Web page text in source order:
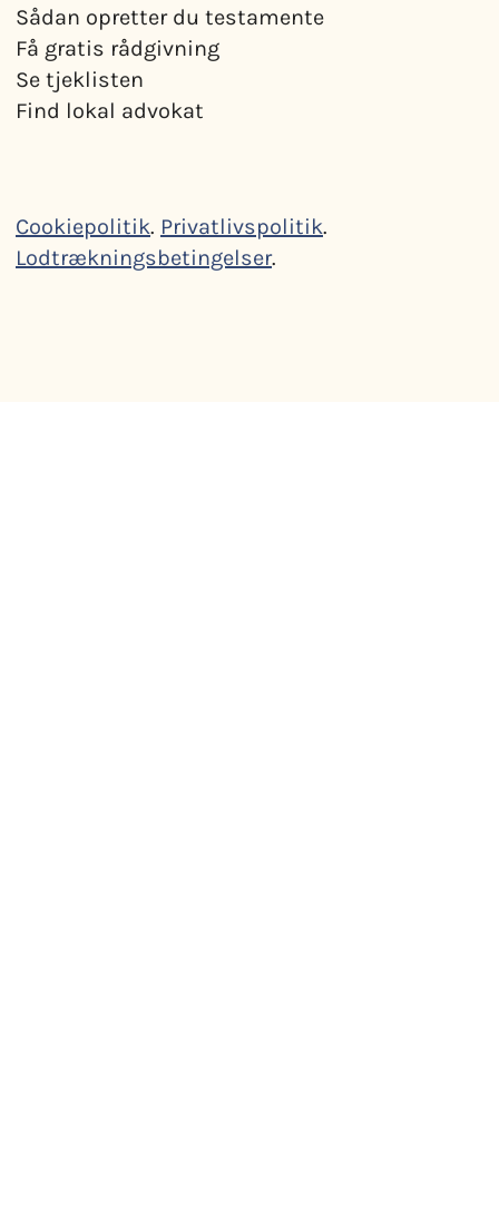
Sådan opretter du testamente
Få gratis rådgivning
Se tjeklisten
Find lokal advokat
Cookiepolitik. Privatlivspolitik.
Lodtrækningsbetingelser.